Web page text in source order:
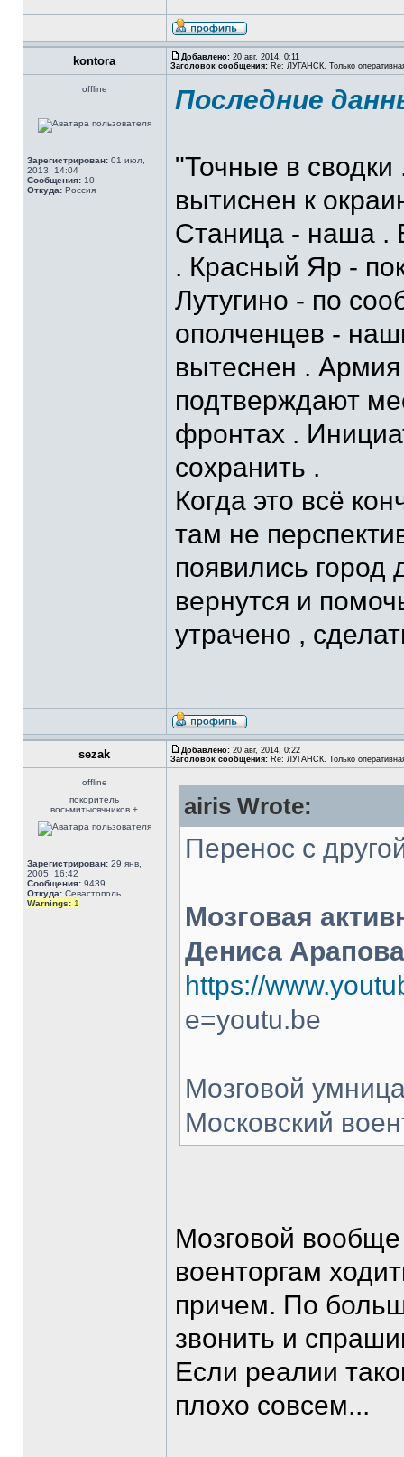
kontora Добавлено: 20 авг, 2014, 0:11
Заголовок сообщения: Re: ЛУГАНСК. Только
offline
Зарегистрирован: 01 июл,
2013, 14:04
Сообщения: 10
Откуда: Россия
Последние
"Точные в сводки
вытиснен к
Станица - наша .
. Красный Яр -
Лутугино - по
ополченцев -
вытеснен .
подтверждают
фронтах .
сохранить .
Когда это всё
там не
появились
вернутся и
утрачено ,
sezak Добавлено: 20 авг, 2014, 0:22
Заголовок сообщения: Re: ЛУГАНСК. Только
offline
покоритель
восьмитысячников +
Зарегистрирован: 29 янв,
2005, 16:42
Сообщения: 9439
Откуда: Севастополь
Warnings: 1
airis Wrote:
Перенос с
Мозговая
Дениса Арапова
https://
e=youtu.be
Мозговой
Московский
Мозговой
военторгам
причем. По
звонить и
Если реалии
плохо совсем...